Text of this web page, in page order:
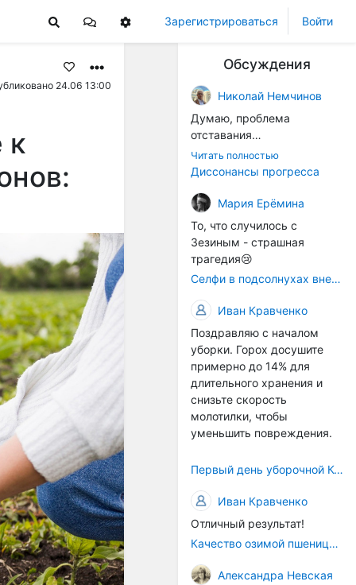
Зарегистрироваться Войти
24.06 13:00
к
Обсуждения
Николай Немчинов
Думаю, проблема
отставания
технологичности
оборудования в
окажется связана с
кадрами. Их надо будет
все больше, чтобы
затыкать
образовывающиеся
технологические дыры. И
это в рамках
существующих реалий для
людей принимающих
решения как раз хорошо,
само село окажется при
деле, да и количество
задействованных в
сельхозпоризводстве
кадров таким образом
Читать полностью
Диссонансы прогресса
Мария Ерёмина
То, что случилось с
Зезиным - страшная
трагедия😢
Селфи в подсолнухах вне закона: За проникновение на сельхозземли без разрешения хотят штрафовать
Иван Кравченко
Поздравляю с началом
уборки. Горох досушите
примерно до 14% для
длительного хранения и
снизьте скорость
молотилки, чтобы
уменьшить повреждения.
Первый день уборочной Компании 2026🫡Считаю открытым.
Иван Кравченко
Отличный результат!
Качество озимой пшеницы 2026 год
Александра Невская